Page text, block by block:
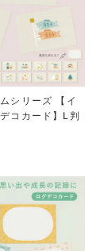
シリーズ 【イ
コカード】L判